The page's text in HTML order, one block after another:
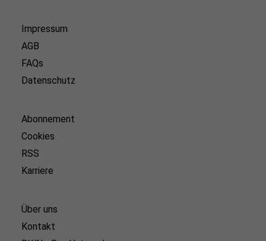
Impressum
AGB
FAQs
Datenschutz
Abonnement
Cookies
RSS
Karriere
Über uns
Kontakt